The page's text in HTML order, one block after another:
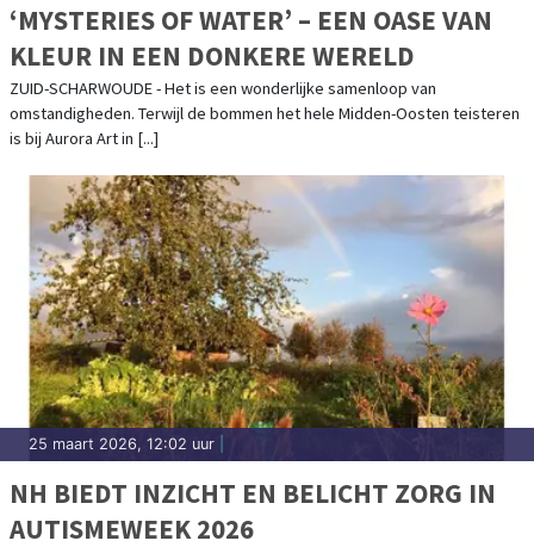
‘MYSTERIES OF WATER’ – EEN OASE VAN
KLEUR IN EEN DONKERE WERELD
ZUID-SCHARWOUDE - Het is een wonderlijke samenloop van
omstandigheden. Terwijl de bommen het hele Midden-Oosten teisteren
is bij Aurora Art in [...]
25 maart 2026, 12:02 uur
NH BIEDT INZICHT EN BELICHT ZORG IN
AUTISMEWEEK 2026